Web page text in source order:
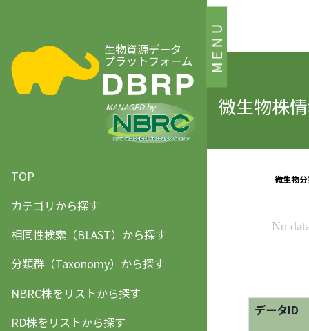
MENU
生物資源データ
プラットフォーム
MANAGED by
TOP
カテゴリから探す
相同性検索（BLAST）から探す
分類群（Taxonomy）から探す
NBRC株をリストから探す
RD株をリストから探す
微生物株
データID